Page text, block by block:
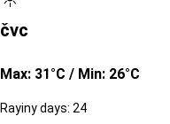
čvc
Max: 31°C / Min: 26°C
Rayiny days: 24